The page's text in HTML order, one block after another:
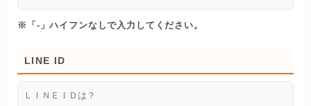
※「-」ハイフンなしで入力してください。
LINE ID